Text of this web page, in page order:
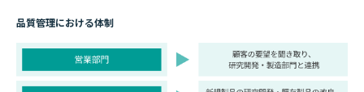
品質管理における体制